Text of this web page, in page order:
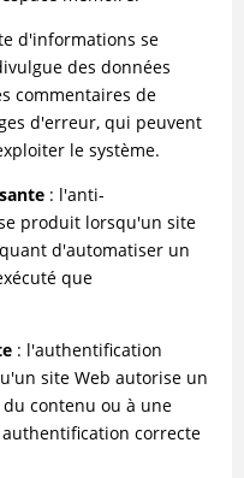
d'informations se
des données
commentaires de
d'erreur, qui peuvent
le système.
: l'anti-
produit lorsqu'un site
d'automatiser un
que
: l'authentification
site Web autorise un
contenu ou à une
correcte